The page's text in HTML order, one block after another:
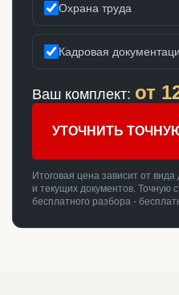
Охрана труда
Кадровая
Ваш комплект: от
УТОЧНИТЬ
Итоговая цена зависит от
и текущих документов. Точную
бесплатного разбора -